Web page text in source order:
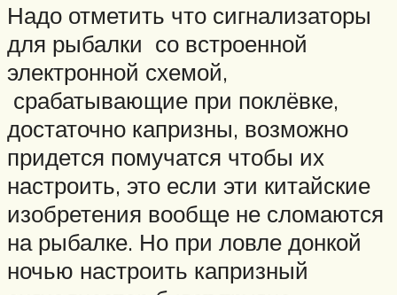
Надо отметить что сигнализаторы
для рыбалки со встроенной
электронной схемой,
срабатывающие при поклёвке,
достаточно капризны, возможно
придется помучатся чтобы их
настроить, это если эти китайские
изобретения вообще не сломаются
на рыбалке. Но при ловле донкой
ночью настроить капризный